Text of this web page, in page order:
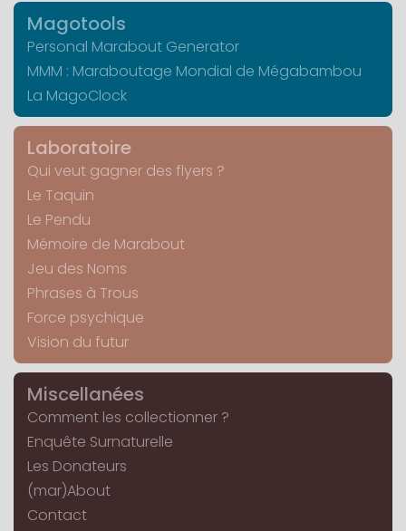
Magotools
Personal Marabout Generator
MMM : Maraboutage Mondial de Mégabambou
La MagoClock
Laboratoire
Qui veut gagner des flyers ?
Le Taquin
Le Pendu
Mémoire de Marabout
Jeu des Noms
Phrases à Trous
Force psychique
Vision du futur
Miscellanées
Comment les collectionner ?
Enquête Surnaturelle
Les Donateurs
(mar)About
Contact